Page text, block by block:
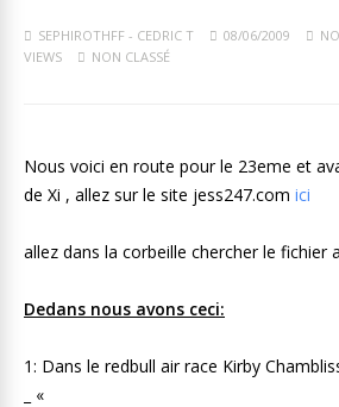
SEPHIROTHFF - CEDRIC T 08/06/2009
VIEWS
NON CLASSÉ
Nous voici en route pour le 23eme et
de Xi , allez sur le site jess247.com ici
allez dans la corbeille chercher le fichier
Dedans nous avons ceci:
1: Dans le redbull air race Kirby
_ «